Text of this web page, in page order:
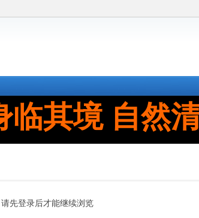
临其境 自然
请先登录后才能继续浏览